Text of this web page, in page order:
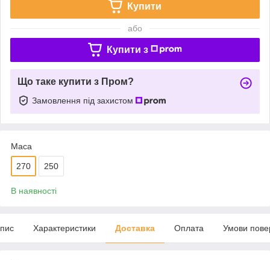
Купити
або
Купити з
Що таке купити з Пром?
Замовлення під захистом
Маса
270 250
В наявності
Характеристики Доставка Оплата Умови